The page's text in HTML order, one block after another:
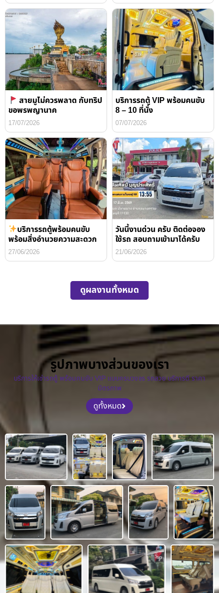
สายมูไม่ควรพลาด กับทริป
ขอพรพญานาค
17/07/2026
บริการรถตู้ VIP พร้อมคนขับ
8 – 10 ที่นั่ง
07/07/2026
บริการรถตู้พร้อมคนขับ
พร้อมสิ่งอำนวยความสะดวก
27/06/2026
วันนี้งานด่วน ครับ ติดต่อจอง
ใช้รถ สอบถามเข้ามาได้ครับ
21/06/2026
ดูผลงานทั้งหมด
รูปภาพบางส่วนของเรา
บริการให้เช่ารถตู้ พร้อมคนขับ VIP แบบครบวงจร รถสวย บริการดี ราคา
มิตรภาพ
ดูทั้งหมด